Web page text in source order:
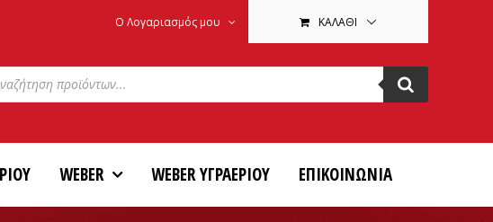
Ο Λογαριασμός μου ΚΑΛΆΘΙ
WEBER WEBER ΥΓΡΑΕΡΙΟΥ ΕΠΙΚΟΙΝΩΝΙΑ